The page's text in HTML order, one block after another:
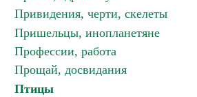
Привидения, черти, скелеты
Пришельцы, инопланетяне
Профессии, работа
Прощай, досвидания
Птицы